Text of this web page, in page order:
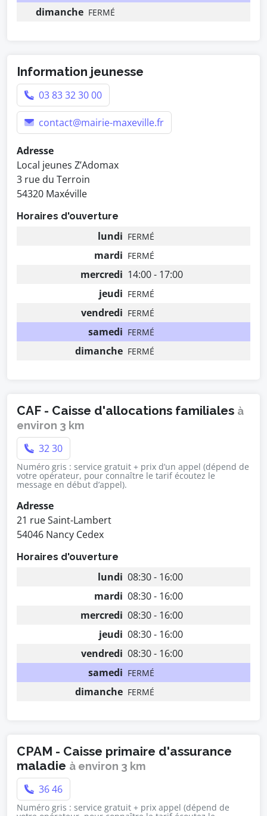
dimanche FERMÉ
Information jeunesse
03 83 32 30 00
contact@mairie-maxeville.fr
Adresse
Local jeunes Z’Adomax
3 rue du Terroin
54320 Maxéville
Horaires d'ouverture
lundi FERMÉ
mardi FERMÉ
mercredi 14:00 - 17:00
jeudi FERMÉ
vendredi FERMÉ
samedi FERMÉ
dimanche FERMÉ
CAF - Caisse d'allocations familiales à
environ 3 km
32 30
Numéro gris : service gratuit + prix d’un appel (dépend de
votre opérateur, pour connaître le tarif écoutez le
message en début d’appel).
Adresse
21 rue Saint-Lambert
54046 Nancy Cedex
Horaires d'ouverture
lundi 08:30 - 16:00
mardi 08:30 - 16:00
mercredi 08:30 - 16:00
jeudi 08:30 - 16:00
vendredi 08:30 - 16:00
samedi FERMÉ
dimanche FERMÉ
CPAM - Caisse primaire d'assurance
maladie à environ 3 km
36 46
Numéro gris : service gratuit + prix appel (dépend de